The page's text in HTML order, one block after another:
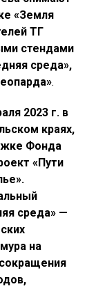
«Земля
ТГ
стендами
среда»,
.
2023 г. в
краях,
Фонда
«Пути
среда» —
на